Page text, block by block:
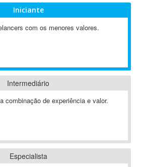
Iniciante
com os menores valores.
Intermediário
combinação de experiência e valor.
Especialista